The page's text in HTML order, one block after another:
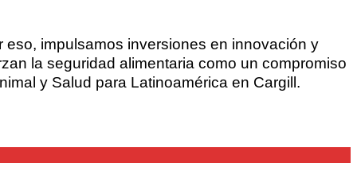
impulsamos inversiones en innovación y
la seguridad alimentaria como un compromiso
y Salud para Latinoamérica en Cargill.